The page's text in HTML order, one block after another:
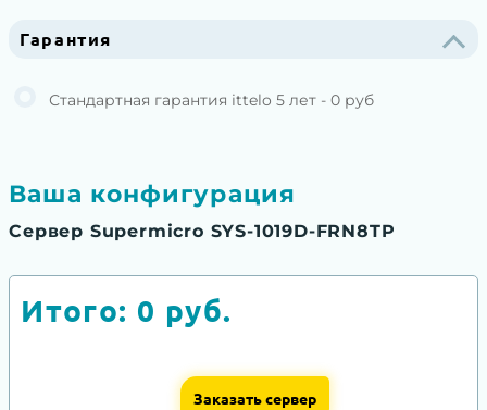
Гарантия
Стандартная гарантия ittelo 5 лет - 0 руб
Ваша конфигурация
Сервер Supermicro SYS-1019D-FRN8TP
Итого: 0 руб.
Заказать сервер